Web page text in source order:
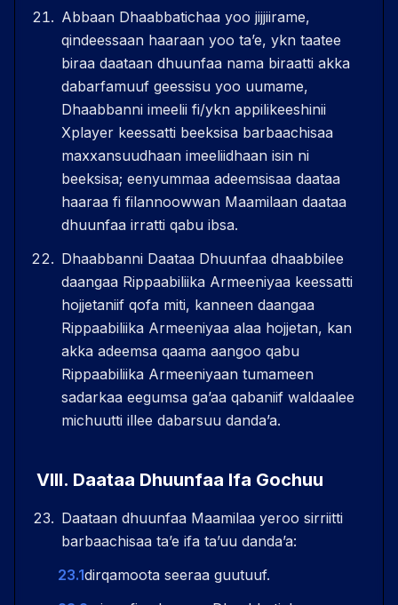
Abbaan Dhaabbatichaa yoo jijjiirame,
qindeessaan haaraan yoo taʼe, ykn taatee
biraa daataan dhuunfaa nama biraatti akka
dabarfamuuf geessisu yoo uumame,
Dhaabbanni imeelii fi/ykn appilikeeshinii
Xplayer keessatti beeksisa barbaachisaa
maxxansuudhaan imeeliidhaan isin ni
beeksisa; eenyummaa adeemsisaa daataa
haaraa fi filannoowwan Maamilaan daataa
dhuunfaa irratti qabu ibsa.
Dhaabbanni Daataa Dhuunfaa dhaabbilee
daangaa Rippaabiliika Armeeniyaa keessatti
hojjetaniif qofa miti, kanneen daangaa
Rippaabiliika Armeeniyaa alaa hojjetan, kan
akka adeemsa qaama aangoo qabu
Rippaabiliika Armeeniyaan tumameen
sadarkaa eegumsa gaʼaa qabaniif waldaalee
michuutti illee dabarsuu dandaʼa.
VIII. Daataa Dhuunfaa Ifa Gochuu
Daataan dhuunfaa Maamilaa yeroo sirriitti
barbaachisaa taʼe ifa taʼuu dandaʼa:
23.1dirqamoota seeraa guutuuf.